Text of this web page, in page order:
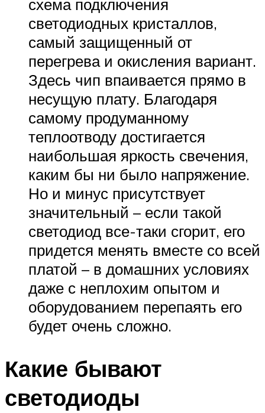
схема подключения
светодиодных кристаллов,
самый защищенный от
перегрева и окисления вариант.
Здесь чип впаивается прямо в
несущую плату. Благодаря
самому продуманному
теплоотводу достигается
наибольшая яркость свечения,
каким бы ни было напряжение.
Но и минус присутствует
значительный – если такой
светодиод все-таки сгорит, его
придется менять вместе со всей
платой – в домашних условиях
даже с неплохим опытом и
оборудованием перепаять его
будет очень сложно.
Какие бывают
светодиоды